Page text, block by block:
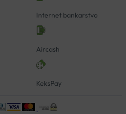
Internet bankarstvo
Aircash
KeksPay